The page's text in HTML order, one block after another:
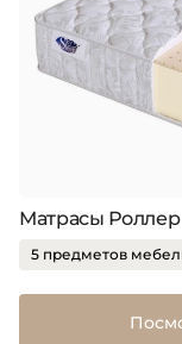
Матрасы Роллер
5 предметов